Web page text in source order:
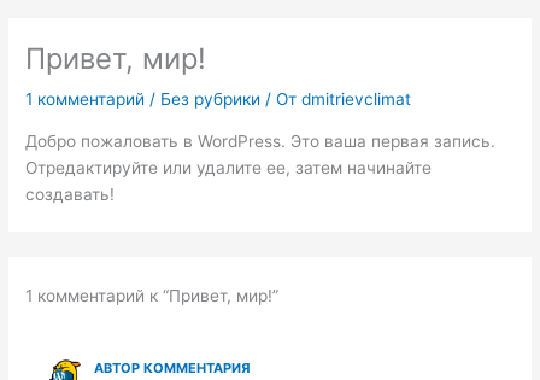
Привет, мир!
1 комментарий / Без рубрики / Отdmitrievclimat
Добро пожаловать в WordPress. Это ваша первая запись.
Отредактируйте или удалите ее, затем начинайте
создавать!
1 комментарий к “Привет, мир!”
АВТОР КОММЕНТАРИЯ